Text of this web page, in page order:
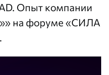
Опыт компании
на форуме «СИЛА